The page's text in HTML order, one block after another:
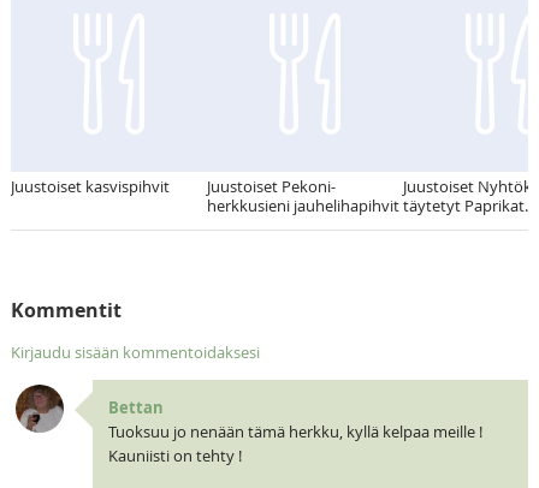
Juustoiset kasvispihvit
Juustoiset Pekoni-
herkkusieni jauhelihapihvit
Juustoiset
täytetyt Paprikat.
Kommentit
Kirjaudu sisään kommentoidaksesi
Bettan
Tuoksuu jo nenään tämä herkku, kyllä kelpaa meille !
Kauniisti on tehty !